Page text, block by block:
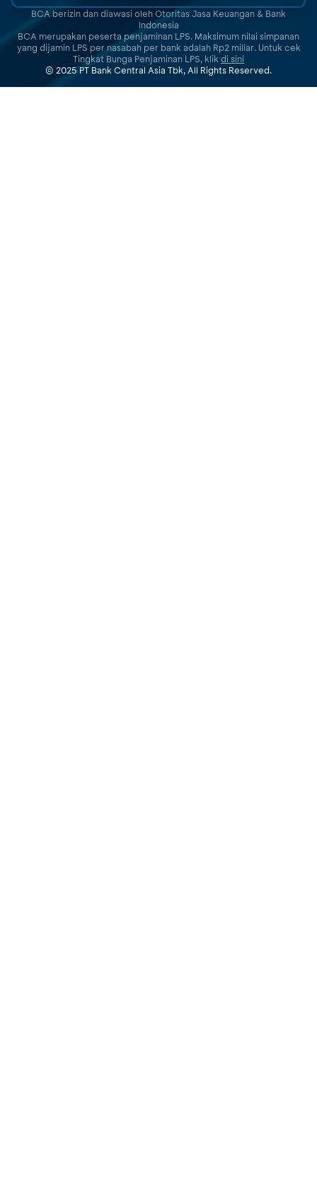
BCA berizin dan diawasi oleh Otoritas Jasa Keuangan & Bank
Indonesia
BCA merupakan peserta penjaminan LPS. Maksimum nilai simpanan
yang dijamin LPS per nasabah per bank adalah Rp2 miliar. Untuk cek
Tingkat Bunga Penjaminan LPS, klik di sini
© 2025 PT Bank Central Asia Tbk, All Rights Reserved.